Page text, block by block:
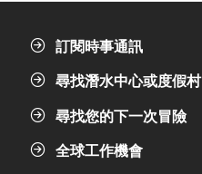
訂閱時事通訊
尋找潛水中心或度假村
尋找您的下一次冒險
全球工作機會